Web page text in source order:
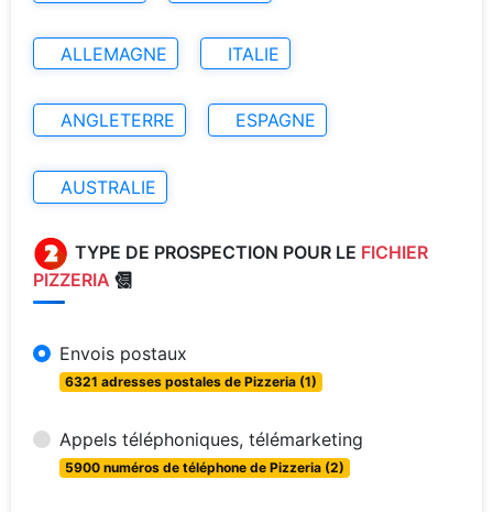
ALLEMAGNE ITALIE
ANGLETERRE ESPAGNE
AUSTRALIE
TYPE DE PROSPECTION POUR LE FICHIER
PIZZERIA
Envois postaux
6321 adresses postales de Pizzeria (1)
Appels téléphoniques, télémarketing
5900 numéros de téléphone de Pizzeria (2)